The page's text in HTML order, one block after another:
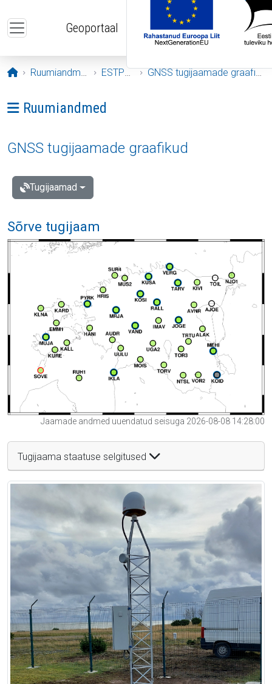
Geoportaal
Avaleht
Ruumiandmed ESTPOS GNSS tugijaamade graafikud
Ava menüü: Ruumiandmed
Ruumiandmed
GNSS tugijaamade graafikud
Tugijaamad
Sõrve tugijaam
Jaamade andmed uuendatud seisuga 2026-08-08 14:28:00
Tugijaama staatuse selgitused